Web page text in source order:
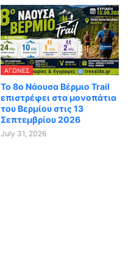
ΑΓΏΝΕΣ
Το 8ο Νάουσα Βέρμιο Trail
επιστρέφει στα μονοπάτια
του Βερμίου στις 13
Σεπτεμβρίου 2026
July 31, 2026